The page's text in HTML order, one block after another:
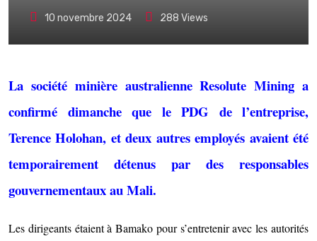
10 novembre 2024 288 Views
La société minière australienne Resolute Mining a
confirmé dimanche que le PDG de l’entreprise,
Terence Holohan, et deux autres employés avaient été
temporairement détenus par des responsables
gouvernementaux au Mali.
Les dirigeants étaient à Bamako pour s’entretenir avec les autorités